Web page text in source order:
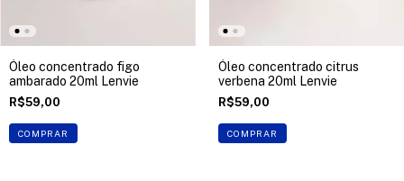
Óleo concentrado figo
ambarado 20ml Lenvie
R$59,00
COMPRAR
Óleo concentrado citrus
verbena 20ml Lenvie
R$59,00
COMPRAR